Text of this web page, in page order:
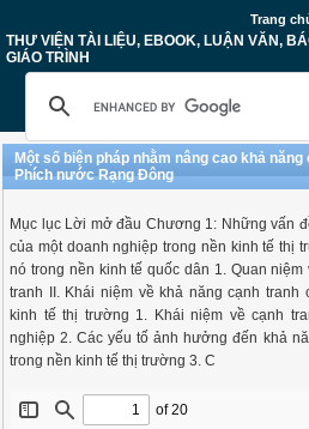
Trang
THƯ VIỆN TÀI LIỆU, EBOOK, LUẬN VĂN,
GIÁO TRÌNH
Một số biện pháp nhằm nâng cao khả
Phích nước Rạng Đông
Mục lục Lời mở đầu Chương 1: Những vấn
của một doanh nghiệp trong nền kinh tế thị
nó trong nền kinh tế quốc dân 1. Quan
tranh II. Khái niệm về khả năng cạnh tranh
kinh tế thị trường 1. Khái niệm về cạnh
nghiệp 2. Các yếu tố ảnh hưởng đến khả
trong nền kinh tế thị trường 3. C